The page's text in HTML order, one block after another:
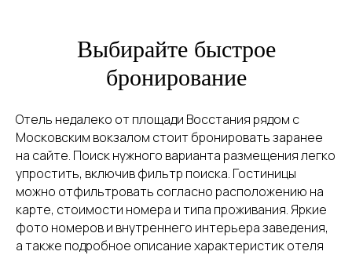
Выбирайте быстрое
бронирование
Отель недалеко от площади Восстания рядом с
Московским вокзалом стоит бронировать заранее
на сайте. Поиск нужного варианта размещения легко
упростить, включив фильтр поиска. Гостиницы
можно отфильтровать согласно расположению на
карте, стоимости номера и типа проживания. Яркие
фото номеров и внутреннего интерьера заведения,
а также подробное описание характеристик отеля